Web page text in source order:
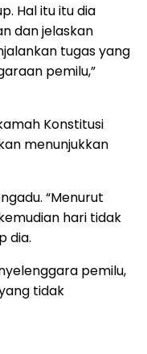
Hal itu itu dia
dan jelaskan
tugas yang
pemilu,”
Konstitusi
menunjukkan
“Menurut
hari tidak
dia.
pemilu,
tidak